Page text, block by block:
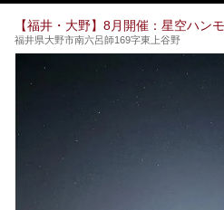
【福井・大野】8月開催：星空ハン
福井県大野市南六呂師169字東上谷野